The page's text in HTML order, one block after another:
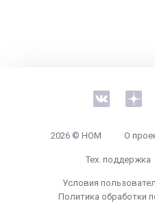
2026 © НОМ О
Тех. поддержка
Условия
Политика обработки